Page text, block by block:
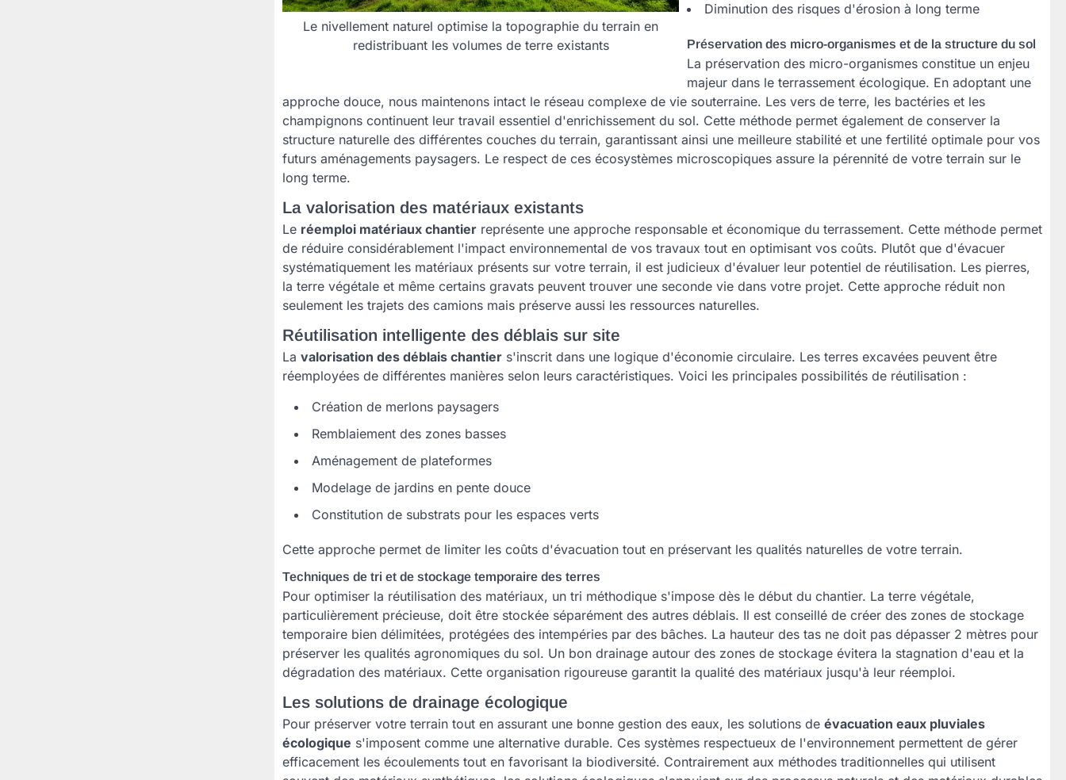
Le nivellement naturel optimise la topographie du terrain en
redistribuant les volumes de terre existants
Diminution des risques d'érosion à long terme
Préservation des micro-organismes et de la structure du sol
La préservation des micro-organismes constitue un enjeu
majeur dans le terrassement écologique. En adoptant une
approche douce, nous maintenons intact le réseau complexe de vie souterraine. Les vers de terre, les bactéries et les
champignons continuent leur travail essentiel d'enrichissement du sol. Cette méthode permet également de conserver la
structure naturelle des différentes couches du terrain, garantissant ainsi une meilleure stabilité et une fertilité optimale pour vos
futurs aménagements paysagers. Le respect de ces écosystèmes microscopiques assure la pérennité de votre terrain sur le
long terme.
La valorisation des matériaux existants
Le réemploi matériaux chantier représente une approche responsable et économique du terrassement. Cette méthode permet
de réduire considérablement l'impact environnemental de vos travaux tout en optimisant vos coûts. Plutôt que d'évacuer
systématiquement les matériaux présents sur votre terrain, il est judicieux d'évaluer leur potentiel de réutilisation. Les pierres,
la terre végétale et même certains gravats peuvent trouver une seconde vie dans votre projet. Cette approche réduit non
seulement les trajets des camions mais préserve aussi les ressources naturelles.
Réutilisation intelligente des déblais sur site
La valorisation des déblais chantier s'inscrit dans une logique d'économie circulaire. Les terres excavées peuvent être
réemployées de différentes manières selon leurs caractéristiques. Voici les principales possibilités de réutilisation :
Création de merlons paysagers
Remblaiement des zones basses
Aménagement de plateformes
Modelage de jardins en pente douce
Constitution de substrats pour les espaces verts
Cette approche permet de limiter les coûts d'évacuation tout en préservant les qualités naturelles de votre terrain.
Techniques de tri et de stockage temporaire des terres
Pour optimiser la réutilisation des matériaux, un tri méthodique s'impose dès le début du chantier. La terre végétale,
particulièrement précieuse, doit être stockée séparément des autres déblais. Il est conseillé de créer des zones de stockage
temporaire bien délimitées, protégées des intempéries par des bâches. La hauteur des tas ne doit pas dépasser 2 mètres pour
préserver les qualités agronomiques du sol. Un bon drainage autour des zones de stockage évitera la stagnation d'eau et la
dégradation des matériaux. Cette organisation rigoureuse garantit la qualité des matériaux jusqu'à leur réemploi.
Les solutions de drainage écologique
Pour préserver votre terrain tout en assurant une bonne gestion des eaux, les solutions de évacuation eaux pluviales
écologique s'imposent comme une alternative durable. Ces systèmes respectueux de l'environnement permettent de gérer
efficacement les écoulements tout en favorisant la biodiversité. Contrairement aux méthodes traditionnelles qui utilisent